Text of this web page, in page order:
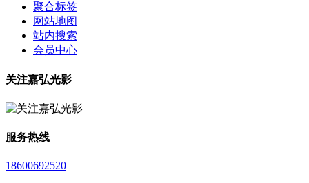
聚合标签
网站地图
站内搜索
会员中心
关注嘉弘光影
服务热线
18600692520